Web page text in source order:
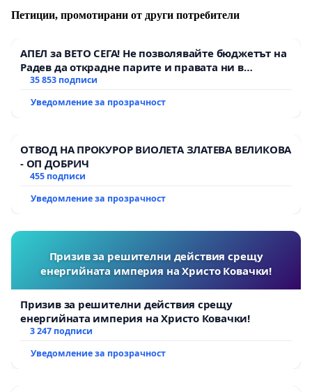
Петиции, промотирани от други потребители
АПЕЛ за ВЕТО СЕГА! Не позволявайте бюджетът на
Радев да открадне парите и правата ни в
тъмното
35 853 подписи
Уведомление за прозрачност
ОТВОД НА ПРОКУРОР ВИОЛЕТА ЗЛАТЕВА ВЕЛИКОВА
- ОП ДОБРИЧ
455 подписи
Уведомление за прозрачност
Призив за решителни действия срещу
енергийната империя на Христо Ковачки!
Призив за решителни действия срещу
енергийната империя на Христо Ковачки!
3 247 подписи
Уведомление за прозрачност